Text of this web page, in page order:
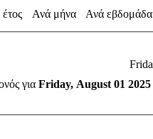
Ανά μήνα
Ανά εβδομάδα
για Friday, August 01 2025